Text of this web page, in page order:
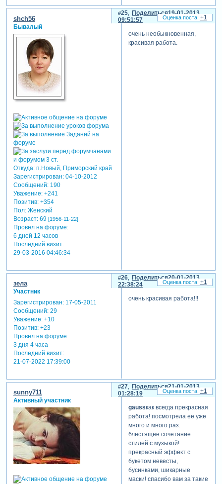
Поделиться
25
19-01-2013
09:51:57
shch56
Бывалый
Откуда:п.Новый, Приморский край
Зарегистрирован: 04-10-2012
Сообщений:190
Уважение: +241
Позитив: +354
Пол:Женский
Возраст:69 [1956-11-22]
Провел на форуме:
6 дней 12 часов
Последний визит:
29-03-2016 04:46:34
очень необыкновенная,
красивая работа.
+1
Поделиться
26
20-01-2013
22:38:24
зела
Участник
Зарегистрирован: 17-05-2011
Сообщений:29
Уважение: +10
Позитив: +23
Провел на форуме:
3 дня 4 часа
Последний визит:
21-07-2022 17:39:00
очень красивая работа!!!
+1
Поделиться
27
21-01-2013
01:28:19
sunny711
Активный участник
gaussкак всегда прекрасная
работа! посмотрела ее уже
много и много раз.
блестящее сочетание
стилей с музыкой!
прекрасный эффект с
букетом невесты,
бусинками, шикарные
маски! спасибо вам за такие
+1